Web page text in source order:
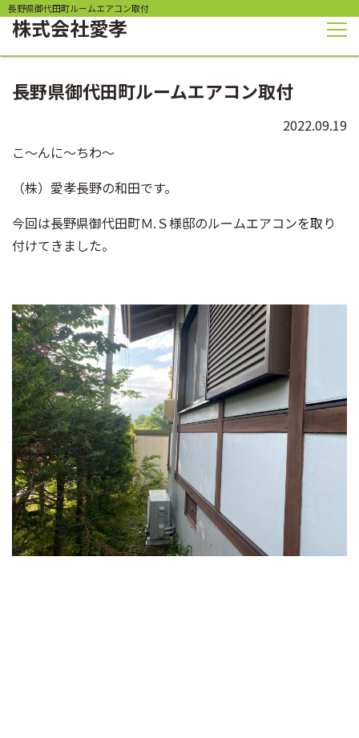
長野県御代田町ルームエアコン取付
株式会社愛孝
長野県御代田町ルームエアコン取付
2022.09.19
こ〜んに〜ちわ〜
（株）愛孝長野の和田です。
今回は長野県御代田町Ｍ.Ｓ様邸のルームエアコンを取り
付けてきました。